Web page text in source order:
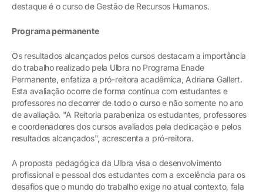
destaque é o curso de Gestão de Recursos Humanos.
Programa permanente
Os resultados alcançados pelos cursos destacam a importância
do trabalho realizado pela Ulbra no Programa Enade
Permanente, enfatiza a pró-reitora acadêmica, Adriana Gallert.
Esta avaliação ocorre de forma contínua com estudantes e
professores no decorrer de todo o curso e não somente no ano
de avaliação. "A Reitoria parabeniza os estudantes, professores
e coordenadores dos cursos avaliados pela dedicação e pelos
resultados alcançados", acrescenta a pró-reitora.
A proposta pedagógica da Ulbra visa o desenvolvimento
profissional e pessoal dos estudantes com a excelência para os
desafios que o mundo do trabalho exige no atual contexto, fala